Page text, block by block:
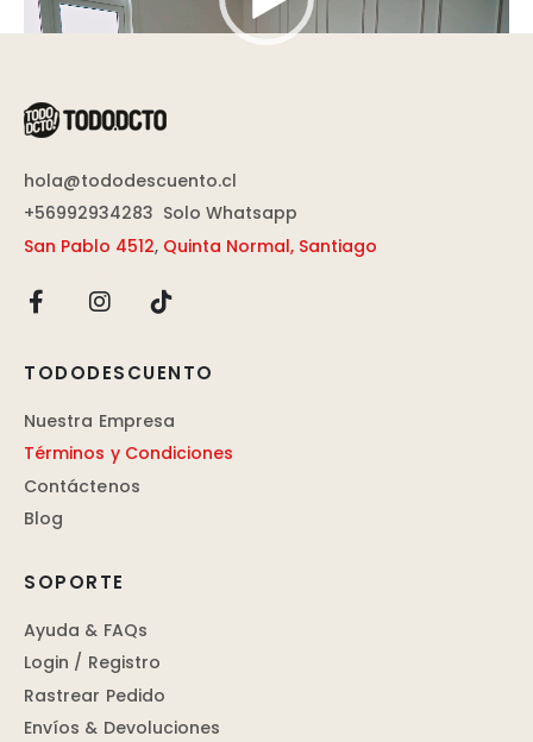
Reproductor
de
hola@tododescuento.cl
+56992934283 Solo Whatsapp
San Pablo 4512, Quinta Normal, Santiago
TODODESCUENTO
Nuestra Empresa
Términos y Condiciones
Contáctenos
Blog
SOPORTE
Ayuda & FAQs
Login / Registro
Rastrear Pedido
Envíos & Devoluciones